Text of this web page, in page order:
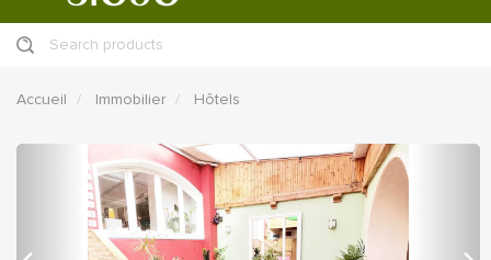
Search products
Accueil Immobilier Hôtels
précédent